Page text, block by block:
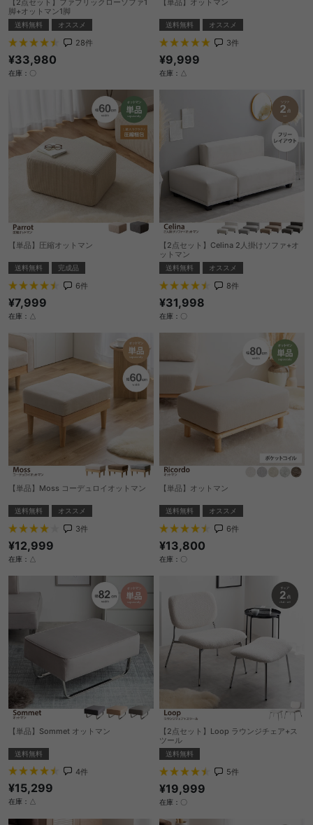
【2点セット】ファブリックローソファ1
脚+オットマン1脚
送料無料 オススメ
28件
¥33,980
在庫：〇
【単品】オットマン
送料無料 オススメ
3件
¥9,999
在庫：△
【単品】圧縮オットマン
送料無料 完成品
6件
¥7,999
在庫：△
【2点セット】Celina 2人掛けソファ+オ
ットマン
送料無料 オススメ
8件
¥31,998
在庫：〇
【単品】Moss コーデュロイオットマン
送料無料 オススメ
3件
¥12,999
在庫：△
【単品】オットマン
送料無料 オススメ
6件
¥13,800
在庫：〇
【単品】Sommet オットマン
送料無料
4件
¥15,299
在庫：△
【2点セット】Loop ラウンジチェア+ス
ツール
送料無料
5件
¥19,999
在庫：〇